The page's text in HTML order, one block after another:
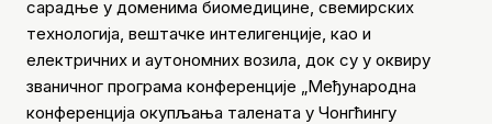
сарадње у доменима биомедицине, свемирских
технологија, вештачке интелигенције, као и
електричних и аутономних возила, док су у оквиру
званичног програма конференције „Међународна
конференција окупљања талената у Чонгћингу